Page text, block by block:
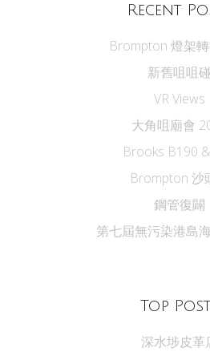
Recent
Brompton 燈架轉
新舊咀咀碰
VR Views
大角咀廟會
Brooks B190
Brompton 沙
鋼管復闢
第七屆無污染港島
Top
深水埗皮革